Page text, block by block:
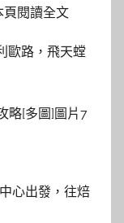
頁閱讀全文
歐路，飛天螳
心出發，往焙